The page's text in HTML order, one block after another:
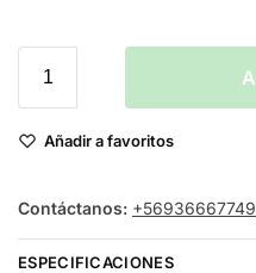
Añadir a favoritos
Contáctanos: +56936667749
ESPECIFICACIONES